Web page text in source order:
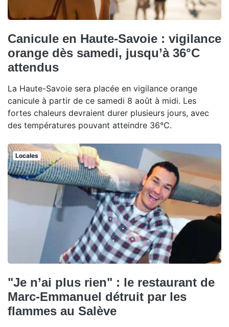
Canicule en Haute-Savoie : vigilance
orange dès samedi, jusqu’à 36°C
attendus
La Haute-Savoie sera placée en vigilance orange
canicule à partir de ce samedi 8 août à midi. Les
fortes chaleurs devraient durer plusieurs jours, avec
des températures pouvant atteindre 36°C.
Locales
"Je n’ai plus rien" : le restaurant de
Marc-Emmanuel détruit par les
flammes au Salève